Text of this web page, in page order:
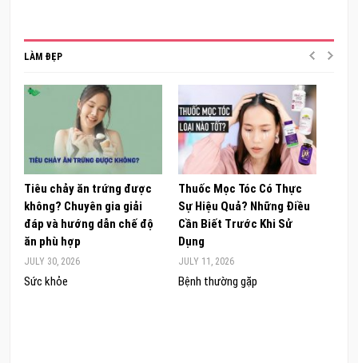
LÀM ĐẸP
Tiêu chảy ăn trứng được
không? Chuyên gia giải
đáp và hướng dẫn chế độ
ăn phù hợp
JULY 30, 2026
Sức khỏe
Thuốc Mọc Tóc Có Thực
Sự Hiệu Quả? Những Điều
Cần Biết Trước Khi Sử
Dụng
JULY 11, 2026
Bệnh thường gặp